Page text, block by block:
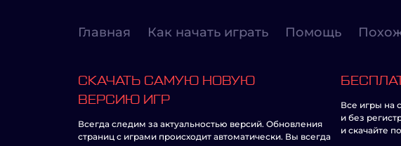
Главная Как начать играть Помощь
СКАЧАТЬ САМУЮ НОВУЮ
ВЕРСИЮ ИГР
Всегда следим за актуальностью версий. Обновления
страниц с играми происходит автоматически. Вы всегда
Все игры на
и без
и скачайте